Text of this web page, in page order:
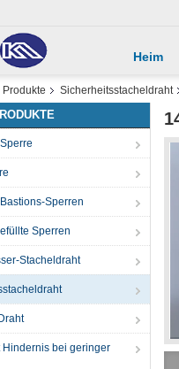
Heim
Produkte Sicherheitsstacheldraht
Sperren
Sperren
Stacheldraht
Hindernis bei geringer